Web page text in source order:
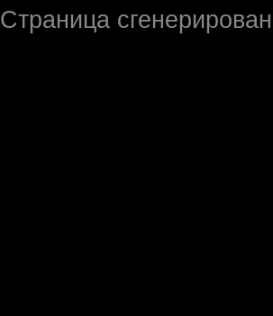
Страница